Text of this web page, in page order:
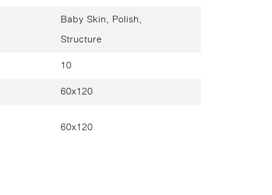
Baby Skin, Polish,
Structure
10
60x120
60x120